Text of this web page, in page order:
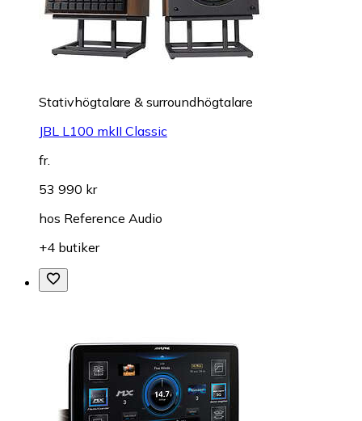
Stativhögtalare & surroundhögtalare
JBL L100 mkII Classic
fr.
53 990 kr
hos Reference Audio
+4 butiker